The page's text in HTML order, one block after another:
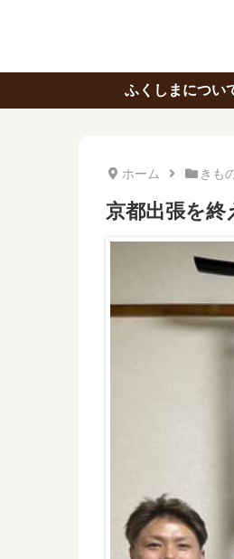
ふくしまについ
ホーム きも
京都出張を